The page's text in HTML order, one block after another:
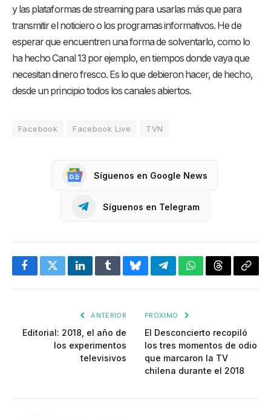
y las plataformas de streaming para usarlas más que para
transmitir el noticiero o los programas informativos. He de
esperar que encuentren una forma de solventarlo, como lo
ha hecho Canal 13 por ejemplo, en tiempos donde vaya que
necesitan dinero fresco. Es lo que debieron hacer, de hecho,
desde un principio todos los canales abiertos.
Facebook Facebook Live TVN
Síguenos en Google News
Síguenos en Telegram
FacebookTwitterLinkedInTumblrBlueskyTelegramWhatsApp
Threads
ANTERIOR
Editorial: 2018, el año de
los experimentos
televisivos
PRÓXIMO
El Desconcierto recopiló
los tres momentos de odio
que marcaron la TV
chilena durante el 2018